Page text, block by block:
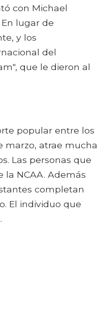
con Michael
lugar de
y los
del
que le dieron al
popular entre los
marzo, atrae mucha
Las personas que
NCAA. Además
completan
El individuo que